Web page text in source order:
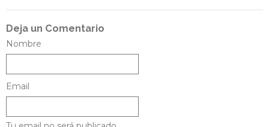
Deja un Comentario
Nombre
Email